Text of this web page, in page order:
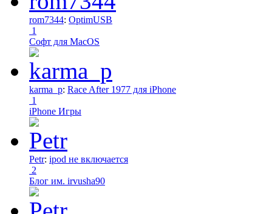
rom7344: OptimUSB
1
Софт для MacOS
karma_p: Race After 1977 для iPhone
1
iPhone Игры
Petr: ipod не включается
2
Блог им. irvusha90